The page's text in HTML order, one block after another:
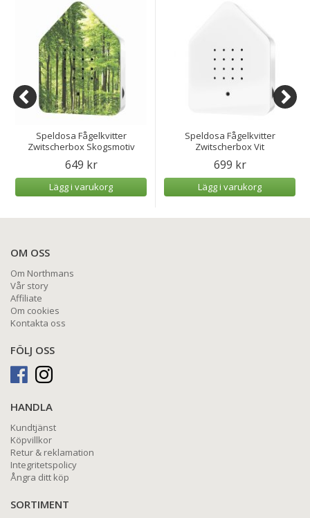
Speldosa Fågelkvitter
Zwitscherbox Skogsmotiv
649 kr
Lägg i varukorg
Speldosa Fågelkvitter
Zwitscherbox Vit
699 kr
Lägg i varukorg
OM OSS
Om Northmans
Vår story
Affiliate
Om cookies
Kontakta oss
FÖLJ OSS
HANDLA
Kundtjänst
Köpvillkor
Retur & reklamation
Integritetspolicy
Ångra ditt köp
SORTIMENT